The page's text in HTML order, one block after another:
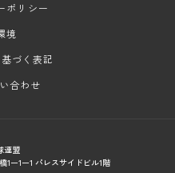
ポリシー
境
づく表記
合わせ
連盟
1ー1ー1 パレスサイドビル1階